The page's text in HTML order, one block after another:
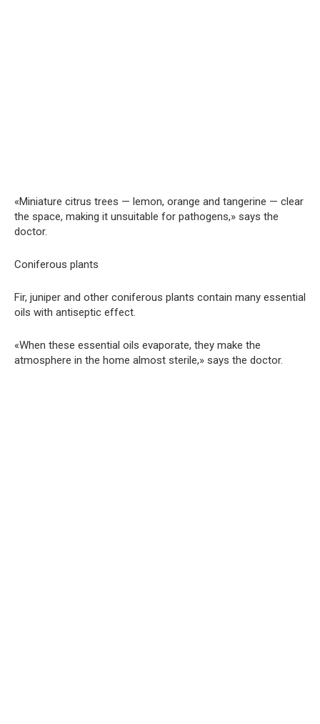
«Miniature citrus trees — lemon, orange and tangerine — clear
the space, making it unsuitable for pathogens,» says the
doctor.
Coniferous plants
Fir, juniper and other coniferous plants contain many essential
oils with antiseptic effect.
«When these essential oils evaporate, they make the
atmosphere in the home almost sterile,» says the doctor.